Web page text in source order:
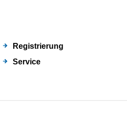
Registrierung
Service